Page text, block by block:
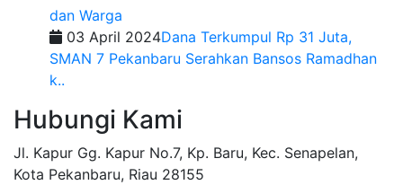
03 April 2024Dana Terkumpul Rp 31 Juta,
SMAN 7 Pekanbaru Serahkan Bansos Ramadhan
k..
Hubungi Kami
Jl. Kapur Gg. Kapur No.7, Kp. Baru, Kec. Senapelan,
Kota Pekanbaru, Riau 28155